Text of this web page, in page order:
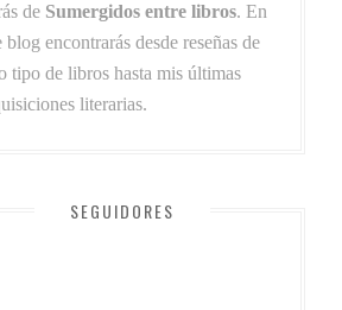
de Sumergidos entre libros. En
blog encontrarás desde reseñas de
tipo de libros hasta mis últimas
literarias.
SEGUIDORES